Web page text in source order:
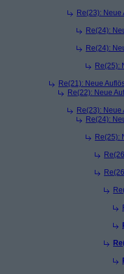
Re(23):
Re(24):
Re(24):
Re(25):
Re(21): Neue
Re(22): Neue
Re(23):
Re(24):
Re(25):